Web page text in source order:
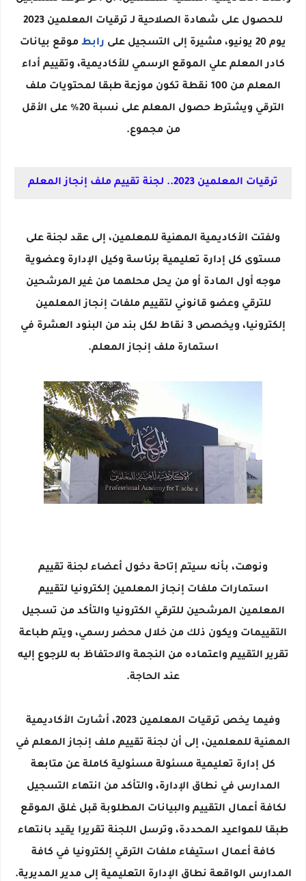
للحصول على شهادة الصلاحية لـ ترقيات المعلمين 2023
يوم 20 يونيو، مشيرة إلى التسجيل على
رابط موقع بيانات
كادر المعلم علي الموقع الرسمي للأكاديمية، وتقييم أداء
المعلم من 100 نقطة تكون موزعة طبقا لمحتويات ملف
الترقي ويشترط حصول المعلم على نسبة 20% على الأقل
من مجموع.
ترقيات المعلمين 2023.. لجنة تقييم ملف إنجاز المعلم
ولفتت الأكاديمية المهنية للمعلمين، إلى عقد لجنة على
مستوى كل إدارة تعليمية برئاسة وكيل الإدارة وعضوية
موجه أول المادة أو من يحل محلهما من غير المرشحين
للترقي وعضو قانوني لتقييم ملفات إنجاز المعلمين
إلكترونيا، ويخصص 3 نقاط لكل بند من البنود العشرة في
استمارة ملف إنجاز المعلم.
ونوهت، بأنه سيتم إتاحة دخول أعضاء لجنة تقييم
استمارات ملفات إنجاز المعلمين إلكترونيا لتقييم
المعلمين المرشحين للترقي الكترونيا والتأكد من تسجيل
التقييمات ويكون ذلك من خلال محضر رسمي، ويتم طباعة
تقرير التقييم واعتماده من النجمة والاحتفاظ به للرجوع إليه
عند الحاجة.
وفيما يخص ترقيات المعلمين 2023، أشارت الأكاديمية
المهنية للمعلمين، إلى أن لجنة تقييم ملف إنجاز المعلم في
كل إدارة تعليمية مسئولة مسئولية كاملة عن متابعة
المدارس في نطاق الإدارة، والتأكد من انتهاء التسجيل
لكافة أعمال التقييم والبيانات المطلوبة قبل غلق الموقع
طبقا للمواعيد المحددة، وترسل اللجنة تقريرا يقيد بانتهاء
كافة أعمال استيفاء ملفات الترقي إلكترونيا في كافة
المدارس الواقعة نطاق الإدارة التعليمية إلى مدير المديرية.